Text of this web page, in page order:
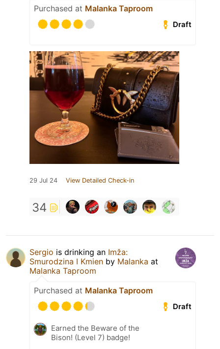
Purchased at Malanka Taproom
Draft
29 Jul 24 View Detailed Check-in
34
Sergio is drinking an Imža:
Smurodzina I Kmien by Malanka at
Malanka Taproom
Purchased at Malanka Taproom
Draft
Earned the Beware of the
Bison! (Level 7) badge!